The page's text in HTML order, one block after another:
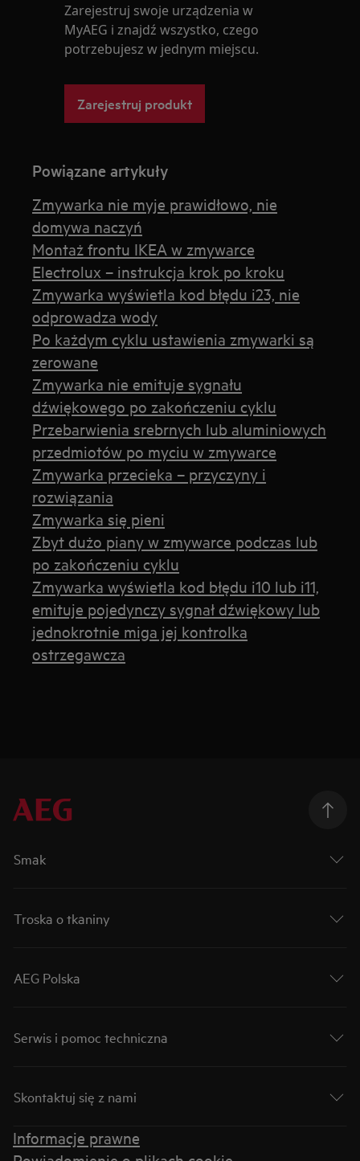
Zarejestruj swoje urządzenia w
MyAEG i znajdź wszystko, czego
potrzebujesz w jednym miejscu.
Zarejestruj produkt
Powiązane artykuły
Zmywarka nie myje prawidłowo, nie
domywa naczyń
Montaż frontu IKEA w zmywarce
Electrolux – instrukcja krok po kroku
Zmywarka wyświetla kod błędu i23, nie
odprowadza wody
Po każdym cyklu ustawienia zmywarki są
zerowane
Zmywarka nie emituje sygnału
dźwiękowego po zakończeniu cyklu
Przebarwienia srebrnych lub aluminiowych
przedmiotów po myciu w zmywarce
Zmywarka przecieka – przyczyny i
rozwiązania
Zmywarka się pieni
Zbyt dużo piany w zmywarce podczas lub
po zakończeniu cyklu
Zmywarka wyświetla kod błędu i10 lub i11,
emituje pojedynczy sygnał dźwiękowy lub
jednokrotnie miga jej kontrolka
ostrzegawcza
Smak
Troska o tkaniny
AEG Polska
Serwis i pomoc techniczna
Skontaktuj się z nami
Informacje prawne